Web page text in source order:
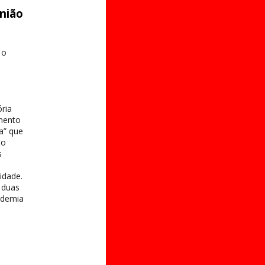
que